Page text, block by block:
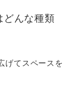
どんな種類
げてスペースを